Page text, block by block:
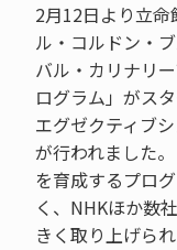
2月12日より立命
ル・コルドン・
バル・カリナリ
ログラム」がス
エグゼクティブ
が行われました
を育成するプロ
く、NHKほか数
きく取り上げられ